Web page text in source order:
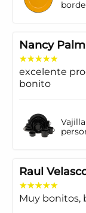
Nancy
excelente
bonito
Raul
Muy bonitos,